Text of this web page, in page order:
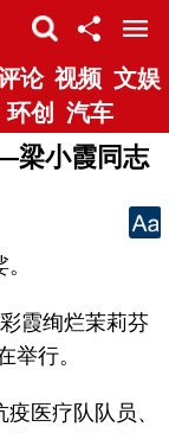
论 视频 文娱
环创 汽车
梁小霞同志
霞绚烂茉莉芬
举行。
医疗队队员、